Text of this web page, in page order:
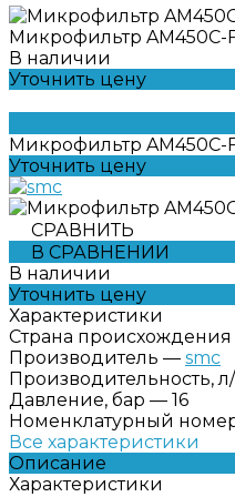
Микрофильтр AM450C-
В наличии
Уточнить цену
Микрофильтр AM450C-
Уточнить цену
СРАВНИТЬ
В СРАВНЕНИИ
В наличии
Уточнить цену
Характеристики
Страна происхождения
Производитель — smc
Производительность,
Давление, бар — 16
Номенклатурный
Все характеристики
Описание
Характеристики